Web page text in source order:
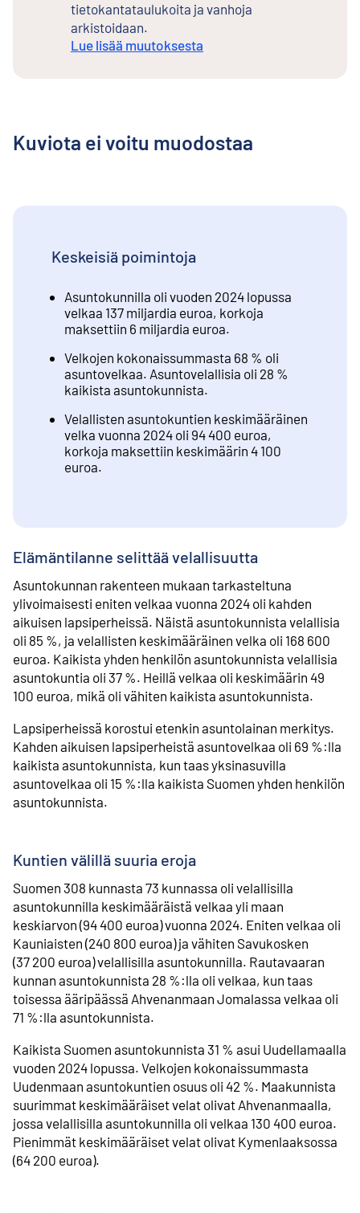
tietokantataulukoita ja vanhoja
arkistoidaan.
Lue lisää muutoksesta
Kuviota ei voitu muodostaa
Keskeisiä poimintoja
Asuntokunnilla oli vuoden 2024 lopussa
velkaa 137 miljardia euroa, korkoja
maksettiin 6 miljardia euroa.
Velkojen kokonaissummasta 68 % oli
asuntovelkaa. Asuntovelallisia oli 28 %
kaikista asuntokunnista.
Velallisten asuntokuntien keskimääräinen
velka vuonna 2024 oli 94 400 euroa,
korkoja maksettiin keskimäärin 4 100
euroa.
Elämäntilanne selittää velallisuutta
Asuntokunnan rakenteen mukaan tarkasteltuna
ylivoimaisesti eniten velkaa vuonna 2024 oli kahden
aikuisen lapsiperheissä. Näistä asuntokunnista velallisia
oli 85 %, ja velallisten keskimääräinen velka oli 168 600
euroa. Kaikista yhden henkilön asuntokunnista velallisia
asuntokuntia oli 37 %. Heillä velkaa oli keskimäärin 49
100 euroa, mikä oli vähiten kaikista asuntokunnista.
Lapsiperheissä korostui etenkin asuntolainan merkitys.
Kahden aikuisen lapsiperheistä asuntovelkaa oli 69 %:lla
kaikista asuntokunnista, kun taas yksinasuvilla
asuntovelkaa oli 15 %:lla kaikista Suomen yhden henkilön
asuntokunnista.
Kuntien välillä suuria eroja
Suomen 308 kunnasta 73 kunnassa oli velallisilla
asuntokunnilla keskimääräistä velkaa yli maan
keskiarvon (94 400 euroa) vuonna 2024. Eniten velkaa oli
Kauniaisten (240 800 euroa) ja vähiten Savukosken
(37 200 euroa) velallisilla asuntokunnilla. Rautavaaran
kunnan asuntokunnista 28 %:lla oli velkaa, kun taas
toisessa ääripäässä Ahvenanmaan Jomalassa velkaa oli
71 %:lla asuntokunnista.
Kaikista Suomen asuntokunnista 31 % asui Uudellamaalla
vuoden 2024 lopussa. Velkojen kokonaissummasta
Uudenmaan asuntokuntien osuus oli 42 %. Maakunnista
suurimmat keskimääräiset velat olivat Ahvenanmaalla,
jossa velallisilla asuntokunnilla oli velkaa 130 400 euroa.
Pienimmät keskimääräiset velat olivat Kymenlaaksossa
(64 200 euroa).